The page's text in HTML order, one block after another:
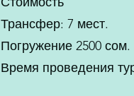
Трансфер: 7 мест.
Погружение 2500 сом.
Время проведения